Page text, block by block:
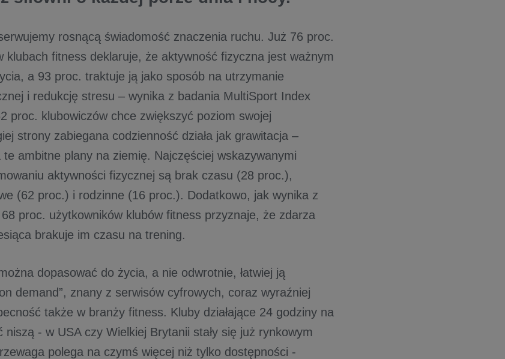
rosnącą świadomość znaczenia ruchu. Już 76 proc.
klubach fitness deklaruje, że aktywność fizyczna jest ważnym
a 93 proc. traktuje ją jako sposób na utrzymanie
i redukcję stresu – wynika z badania MultiSport Index
proc. klubowiczów chce zwiększyć poziom swojej
strony zabiegana codzienność działa jak grawitacja –
te ambitne plany na ziemię. Najczęściej wskazywanymi
aktywności fizycznej są brak czasu (28 proc.),
(62 proc.) i rodzinne (16 proc.). Dodatkowo, jak wynika z
proc. użytkowników klubów fitness przyznaje, że zdarza
brakuje im czasu na trening.
dopasować do życia, a nie odwrotnie, łatwiej ją
demand”, znany z serwisów cyfrowych, coraz wyraźniej
także w branży fitness. Kluby działające 24 godziny na
niszą - w USA czy Wielkiej Brytanii stały się już rynkowym
polega na czymś więcej niż tylko dostępności -